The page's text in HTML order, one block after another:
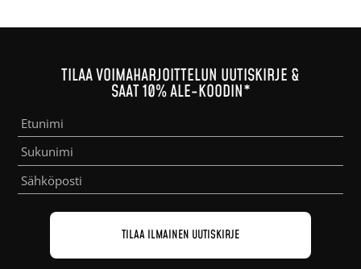
TILAA VOIMAHARJOITTELUN UUTISKIRJE &
SAAT 10% ALE-KOODIN*